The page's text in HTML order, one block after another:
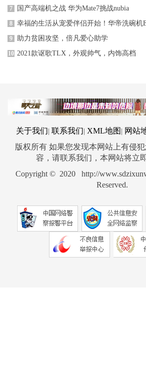
7 国产高端机之战 华为Mate7挑战nubia
8 幸福的生活从宠爱伴侣开始！华帝洗碗机
9 助力贫困攻坚，倍凡爱心助学
10 2021款讴歌TLX，外观帅气，内饰高档
关于我们 联系我们 XML地图 网站
版权所有 如果您发现本网站上有侵
容，请联系我们，本网站将立
Copyright © 2020 http://
Reserved.